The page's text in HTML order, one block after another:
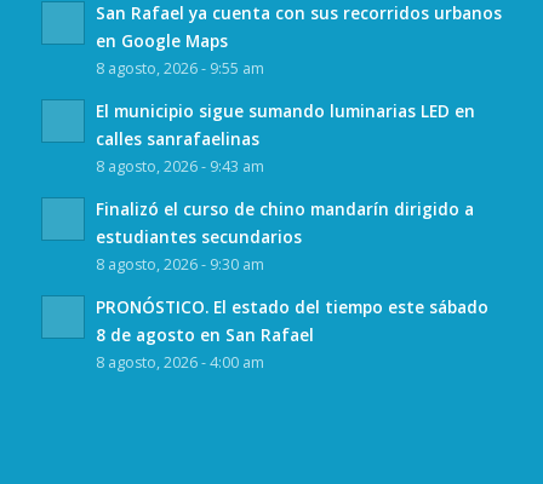
San Rafael ya cuenta con sus recorridos urbanos
en Google Maps
8 agosto, 2026 - 9:55 am
El municipio sigue sumando luminarias LED en
calles sanrafaelinas
8 agosto, 2026 - 9:43 am
Finalizó el curso de chino mandarín dirigido a
estudiantes secundarios
8 agosto, 2026 - 9:30 am
PRONÓSTICO. El estado del tiempo este sábado
8 de agosto en San Rafael
8 agosto, 2026 - 4:00 am